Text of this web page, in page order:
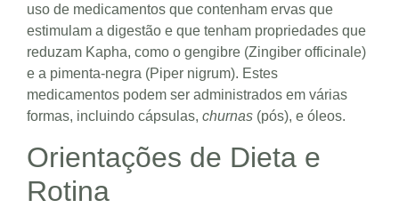
uso de medicamentos que contenham ervas que
estimulam a digestão e que tenham propriedades que
reduzam Kapha, como o gengibre (Zingiber officinale)
e a pimenta-negra (Piper nigrum). Estes
medicamentos podem ser administrados em várias
formas, incluindo cápsulas, churnas (pós), e óleos.
Orientações de Dieta e
Rotina